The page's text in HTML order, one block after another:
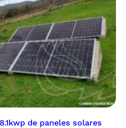
de paneles solares